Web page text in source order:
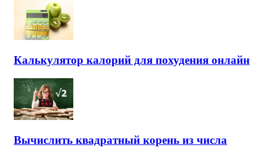
Калькулятор калорий для похудения онлайн
Вычислить квадратный корень из числа